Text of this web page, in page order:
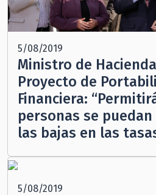
5/08/2019
Ministro de
Proyecto de
Financiera:
personas se
las bajas en las
5/08/2019